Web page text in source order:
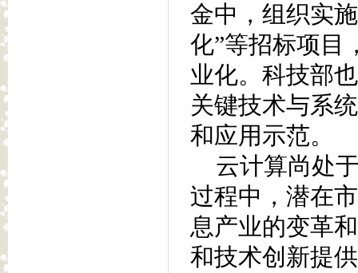
金中，组织实
化”等招标项目
业化。科技部
关键技术与系
和应用示范。
云计算尚处
过程中，潜在
息产业的变革
和技术创新提